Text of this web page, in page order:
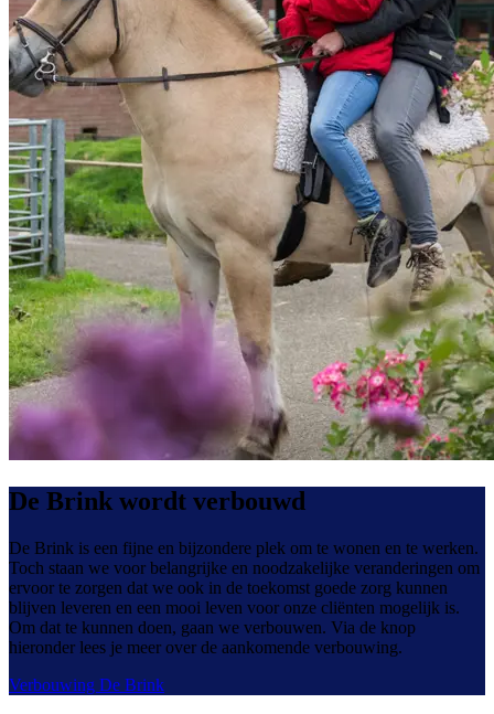
De Brink wordt verbouwd
De Brink is een fijne en bijzondere plek om te wonen en te werken.
Toch staan we voor belangrijke en noodzakelijke veranderingen om
ervoor te zorgen dat we ook in de toekomst goede zorg kunnen
blijven leveren en een mooi leven voor onze cliënten mogelijk is.
Om dat te kunnen doen, gaan we verbouwen. Via de knop
hieronder lees je meer over de aankomende verbouwing.
Verbouwing De Brink